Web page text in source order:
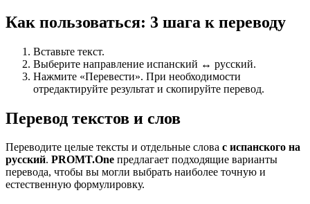
Как пользоваться: 3 шага к переводу
Вставьте текст.
Выберите направление испанский ↔ русский.
Нажмите «Перевести». При необходимости
отредактируйте результат и скопируйте перевод.
Перевод текстов и слов
Переводите целые тексты и отдельные слова с испанского на
русский. PROMT.One предлагает подходящие варианты
перевода, чтобы вы могли выбрать наиболее точную и
естественную формулировку.